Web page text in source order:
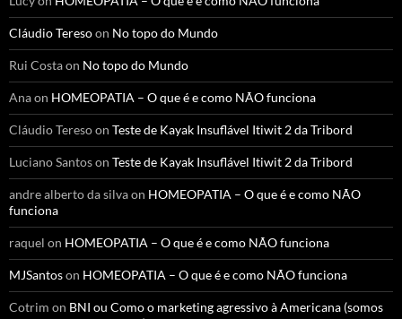
Cláudio Teresoon No topo do Mundo
Rui Costaon No topo do Mundo
Anaon HOMEOPATIA – O que é e como NÃO funciona
Cláudio Teresoon Teste de Kayak Insuflável Itiwit 2 da Tribord
Luciano Santoson Teste de Kayak Insuflável Itiwit 2 da Tribord
andre alberto da silvaon HOMEOPATIA – O que é e como NÃO
funciona
raquel on HOMEOPATIA – O que é e como NÃO funciona
MJSantoson HOMEOPATIA – O que é e como NÃO funciona
Cotrim on BNI ou Como o marketing agressivo à Americana (somos